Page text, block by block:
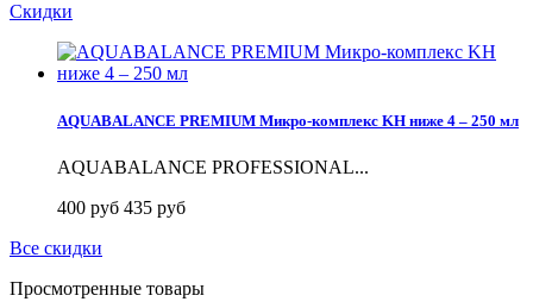
Скидки
AQUABALANCE PREMIUM Микро-комплекс KH ниже 4 – 250 мл
AQUABALANCE PROFESSIONAL...
400 руб 435 руб
Все скидки
Просмотренные товары